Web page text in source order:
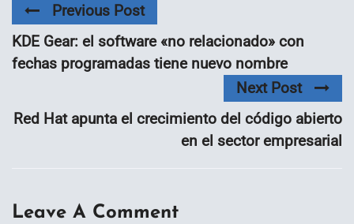
Previous Post
KDE Gear: el software «no relacionado» con
fechas programadas tiene nuevo nombre
Next Post
Red Hat apunta el crecimiento del código abierto
en el sector empresarial
Leave A Comment